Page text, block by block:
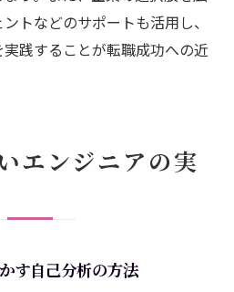
トなどのサポートも活用し、
践することが転職成功への近
エンジニアの実
す自己分析の方法